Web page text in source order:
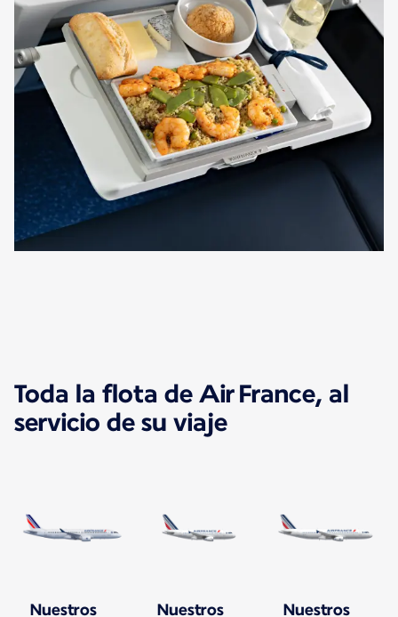
Toda la flota de Air France, al
servicio de su viaje
Nuestros
Nuestros
Nuestros